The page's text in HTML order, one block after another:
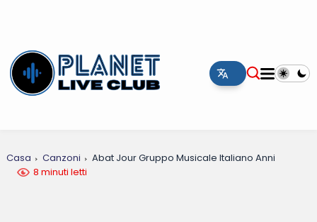
Casa Canzoni
Abat Jour Gruppo Musicale Italiano Anni
8 minuti letti